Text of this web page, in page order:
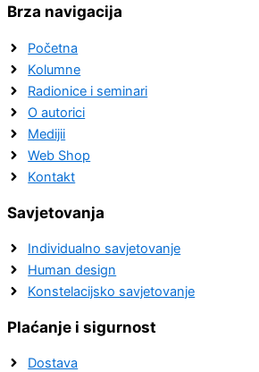
Brza navigacija
Početna
Kolumne
Radionice i seminari
O autorici
Medijii
Web Shop
Kontakt
Savjetovanja
Individualno savjetovanje
Human design
Konstelacijsko savjetovanje
Plaćanje i sigurnost
Dostava